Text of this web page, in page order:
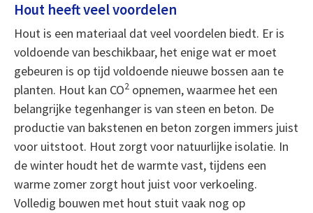
Hout heeft veel voordelen
Hout is een materiaal dat veel voordelen biedt. Er is
voldoende van beschikbaar, het enige wat er moet
gebeuren is op tijd voldoende nieuwe bossen aan te
planten. Hout kan CO2opnemen, waarmee het een
belangrijke tegenhanger is van steen en beton. De
productie van bakstenen en beton zorgen immers juist
voor uitstoot. Hout zorgt voor natuurlijke isolatie. In
de winter houdt het de warmte vast, tijdens een
warme zomer zorgt hout juist voor verkoeling.
Volledig bouwen met hout stuit vaak nog op